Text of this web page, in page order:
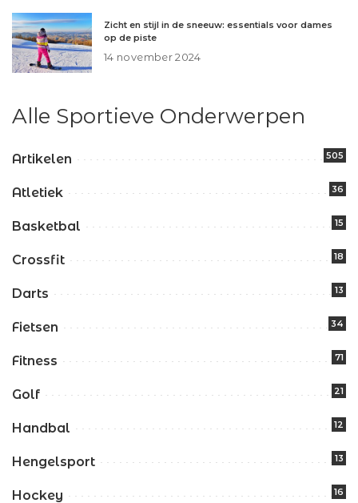
Zicht en stijl in de sneeuw: essentials voor dames
op de piste
14 november 2024
Alle Sportieve Onderwerpen
Artikelen 505
Atletiek 36
Basketbal 15
Crossfit 18
Darts 13
Fietsen 34
Fitness 71
Golf 21
Handbal 12
Hengelsport 13
Hockey 16